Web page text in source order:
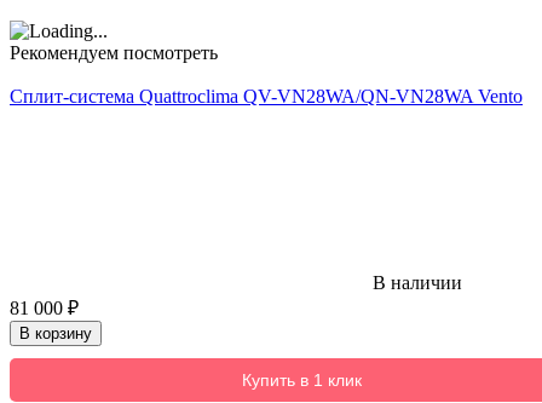
Рекомендуем посмотреть
Сплит-система Quattroclima QV-VN28WA/QN-VN28WA Vento
В наличии
81 000 ₽
В корзину
Купить в 1 клик